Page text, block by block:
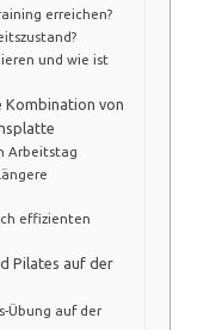
erreichen?
und wie ist
Kombination von
Arbeitstag
effizienten
Pilates auf der
Übung auf der